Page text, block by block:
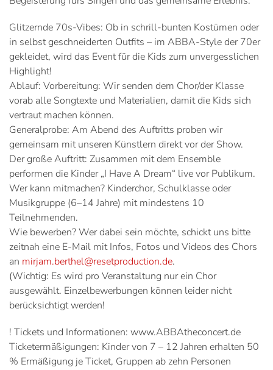
Glitzernde 70s-Vibes: Ob in schrill-bunten Kostümen oder
in selbst geschneiderten Outfits – im ABBA-Style der 70er
gekleidet, wird das Event für die Kids zum unvergesslichen
Highlight!
Ablauf: Vorbereitung: Wir senden dem Chor/der Klasse
vorab alle Songtexte und Materialien, damit die Kids sich
vertraut machen können.
Generalprobe: Am Abend des Auftritts proben wir
gemeinsam mit unseren Künstlern direkt vor der Show.
Der große Auftritt: Zusammen mit dem Ensemble
performen die Kinder „I Have A Dream“ live vor Publikum.
Wer kann mitmachen? Kinderchor, Schulklasse oder
Musikgruppe (6–14 Jahre) mit mindestens 10
Teilnehmenden.
Wie bewerben? Wer dabei sein möchte, schickt uns bitte
zeitnah eine E-Mail mit Infos, Fotos und Videos des Chors
an mirjam.berthel@resetproduction.de.
(Wichtig: Es wird pro Veranstaltung nur ein Chor
ausgewählt. Einzelbewerbungen können leider nicht
berücksichtigt werden!
! Tickets und Informationen: www.ABBAtheconcert.de
Ticketermäßigungen: Kinder von 7 – 12 Jahren erhalten 50
% Ermäßigung je Ticket, Gruppen ab zehn Personen